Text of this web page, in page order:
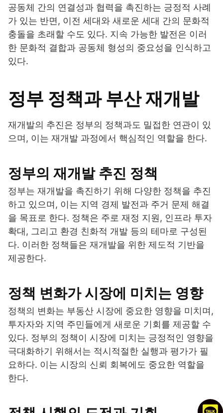
공동체 간의 연결성과 협력을 촉진하는 긍정적 사례
가 있는 반면, 이전 세대와 새로운 세대 간의 문화적
충돌을 초래할 수도 있다. 지속 가능한 발전은 이러
한 문화적 결합과 공동체 형성의 중요성을 인식하고
있다.
정부 정책과 부산 재개발
재개발의 추진은 정부의 정책과도 밀접한 연관이 있
으며, 이는 재개발 과정에서 핵심적인 역할을 한다.
정부의 재개발 추진 정책
정부는 재개발을 촉진하기 위해 다양한 정책을 추진
하고 있으며, 이는 지역 경제 발전과 주거 문제 해결
을 목표로 한다. 정책은 주로 재정 지원, 인프라 투자
확대, 그리고 환경 친화적 개발 등의 테마로 구성된
다. 이러한 정책들은 재개발을 위한 제도적 기반을
제공한다.
정책 변화가 시장에 미치는 영향
정책의 변화는 부동산 시장에 중요한 영향을 미치며,
투자자와 지역 주민들에게 새로운 기회를 제공할 수
있다. 정부의 정책이 시장에 미치는 긍정적인 영향을
극대화하기 위해서는 적시적절한 실행과 평가가 필
요하다. 이는 시장의 신뢰 회복에도 중요한 역할을
한다.